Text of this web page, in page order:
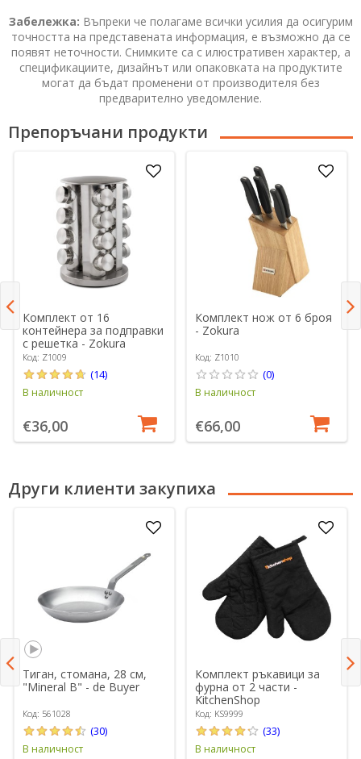
Забележка: Въпреки че полагаме всички усилия да осигурим
точността на представената информация, е възможно да се
появят неточности. Снимките са с илюстративен характер, а
спецификациите, дизайнът или опаковката на продуктите
могат да бъдат променени от производителя без
предварително уведомление.
Препоръчани продукти
Комплект от 16
контейнера за подправки
с решетка - Zokura
Код: Z1009
(14)
В наличност
€36,00
Комплект нож от 6 броя
- Zokura
Код: Z1010
(0)
В наличност
€66,00
Други клиенти закупиха
Тиган, стомана, 28 см,
"Mineral B" - de Buyer
Код: 561028
(30)
В наличност
Комплект ръкавици за
фурна от 2 части -
KitchenShop
Код: KS9999
(33)
В наличност